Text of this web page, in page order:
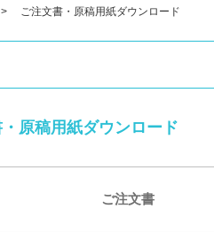
ロシャツ
ト・パンツ
ード
ご注文書・原稿用紙ダウンロード
原稿用紙ダウンロード
ご注文書